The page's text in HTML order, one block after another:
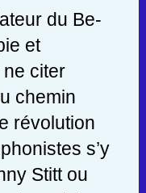
du Be-
et
citer
chemin
révolution
s’y
Stitt ou